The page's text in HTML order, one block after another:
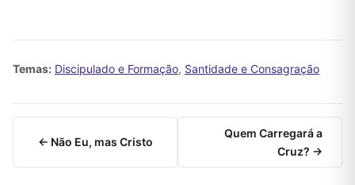
Temas: Discipulado e Formação, Santidade e Consagração
← Não Eu, mas Cristo
Quem Carregará a
Cruz? →